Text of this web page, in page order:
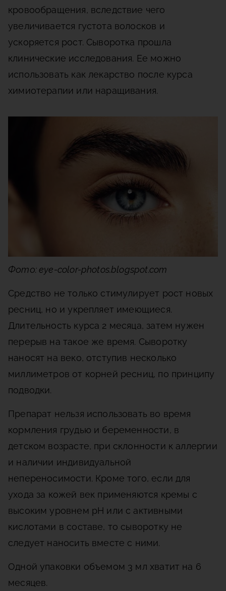
кровообращения, вследствие чего
увеличивается густота волосков и
ускоряется рост. Сыворотка прошла
клинические исследования. Ее можно
использовать как лекарство после курса
химиотерапии или наращивания.
Фото: eye-color-photos.blogspot.com
Средство не только стимулирует рост новых
ресниц, но и укрепляет имеющиеся.
Длительность курса 2 месяца, затем нужен
перерыв на такое же время. Сыворотку
наносят на веко, отступив несколько
миллиметров от корней ресниц, по принципу
подводки.
Препарат нельзя использовать во время
кормления грудью и беременности, в
детском возрасте, при склонности к аллергии
и наличии индивидуальной
непереносимости. Кроме того, если для
ухода за кожей век применяются кремы с
высоким уровнем рH или с активными
кислотами в составе, то сыворотку не
следует наносить вместе с ними.
Одной упаковки объемом 3 мл хватит на 6
месяцев.